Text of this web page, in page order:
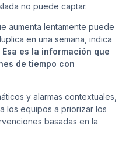
no puede captar.
aumenta lentamente puede
en una semana, indica
Esa es la información que
de tiempo con
y alarmas contextuales,
los equipos a priorizar los
basadas en la